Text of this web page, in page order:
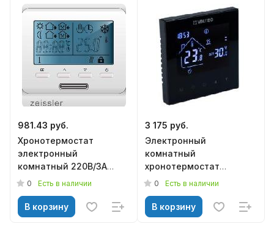
981.43 руб.
Хронотермостат
электронный
комнатный 220В/3А
0 Есть в наличии
В корзину
3 175 руб.
Электронный
комнатный
хронотермостат
ДВУХКОНТУРНЫЙ
VT.AC634.B.0
0 Есть в наличии
В корзину